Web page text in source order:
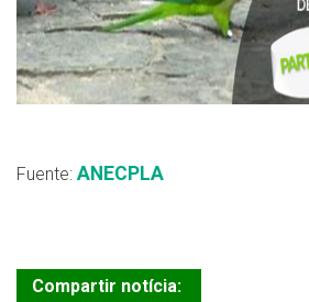
Fuente: ANECPLA
Compartir notícia: